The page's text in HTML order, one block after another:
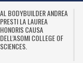
AL BODYBUILDER ANDREA
PRESTI LA LAUREA
HONORIS CAUSA
DELL’ASOMI COLLEGE OF
SCIENCES.